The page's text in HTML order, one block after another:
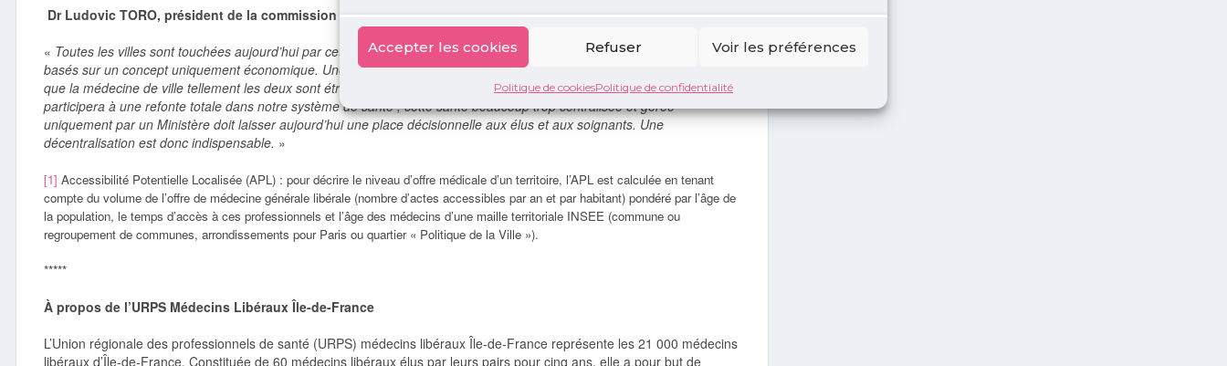
Accepter les cookies Refuser Voir les préférences
Politique de cookiesPolitique de confidentialité
Dr Ludovic TORO, président de la commission santé de la Métropole du Grand Paris, déclare :
« Toutes les villes sont touchées aujourd’hui par cette désertification médicale due à 30 ans d’inaction et d’immobilisme
basés sur un concept uniquement économique. Une paupérisation médicale qui touche autant la médecine hospitalière
que la médecine de ville tellement les deux sont étroitement liées. Notre réunion de ce jour avec les médecins de l’URPS
participera à une refonte totale dans notre système de santé ; cette santé beaucoup trop centralisée et gérée
uniquement par un Ministère doit laisser aujourd’hui une place décisionnelle aux élus et aux soignants. Une
décentralisation est donc indispensable. »
[1] Accessibilité Potentielle Localisée (APL) : pour décrire le niveau d’offre médicale d’un territoire, l’APL est calculée en tenant
compte du volume de l’offre de médecine générale libérale (nombre d’actes accessibles par an et par habitant) pondéré par l’âge de
la population, le temps d’accès à ces professionnels et l’âge des médecins d’une maille territoriale INSEE (commune ou
regroupement de communes, arrondissements pour Paris ou quartier « Politique de la Ville »).
*****
À propos de l’URPS Médecins Libéraux Île-de-France
L’Union régionale des professionnels de santé (URPS) médecins libéraux Île-de-France représente les 21 000 médecins
libéraux d’Île-de-France. Constituée de 60 médecins libéraux élus par leurs pairs pour cinq ans, elle a pour but de